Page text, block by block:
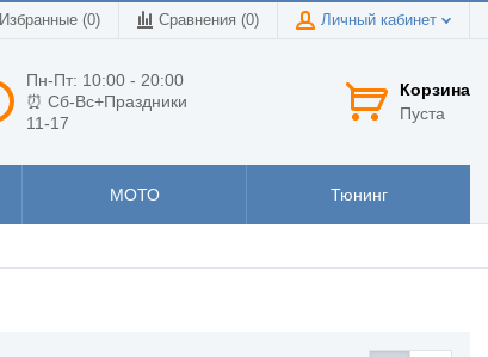
Избранные (0) Сравнения (0) Личный кабинет
Пн-Пт: 10:00 - 20:00
⏰ Сб-Вс+Праздники
11-17
Корзина
Пуста
МОТО Тюнинг